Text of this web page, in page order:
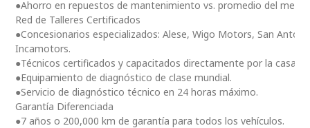
●Ahorro en repuestos de mantenimiento vs. promedio del
Red de Talleres Certificados
●Concesionarios especializados: Alese, Wigo Motors, San
Incamotors.
●Técnicos certificados y capacitados directamente por la casa
●Equipamiento de diagnóstico de clase mundial.
●Servicio de diagnóstico técnico en 24 horas máximo.
Garantía Diferenciada
●7 años o 200,000 km de garantía para todos los vehículos.